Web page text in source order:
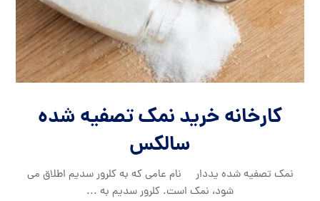
کارخانه خرید نمک تصفیه شده
سالکس
نمک تصفیه شده یددار نام عامی که به کلرور سدیم اطلاق می
شود، نمک است. کلرور سدیم به ...